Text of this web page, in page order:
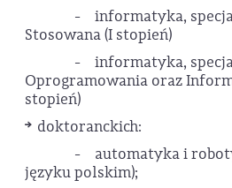
- informatyka,
Stosowana (I stopień)
- informatyka,
Oprogramowania oraz
stopień)
doktoranckich:
- automatyka i
języku polskim);